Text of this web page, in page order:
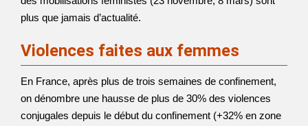
plus que jamais d’actualité.
Violences faites aux femmes
En France, après plus de trois semaines de confinement,
on dénombre une hausse de plus de 30% des violences
conjugales depuis le début du confinement (+32% en zone